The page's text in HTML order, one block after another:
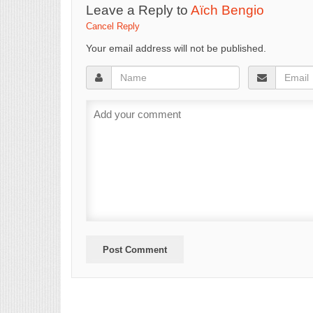
Leave a Reply to Aïch Bengio
Cancel Reply
Your email address will not be published.